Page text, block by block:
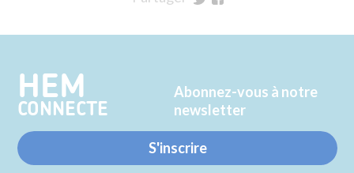
Twitter
Facebook
HEM
CONNECTE
Abonnez-vous à notre
newsletter
S'inscrire